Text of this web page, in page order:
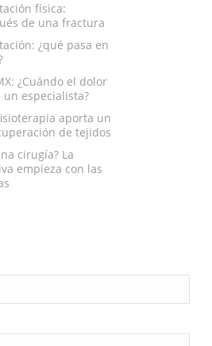
física:
de una fractura
¿qué pasa en
¿Cuándo el dolor
especialista?
aporta un
de tejidos
cirugía? La
empieza con las